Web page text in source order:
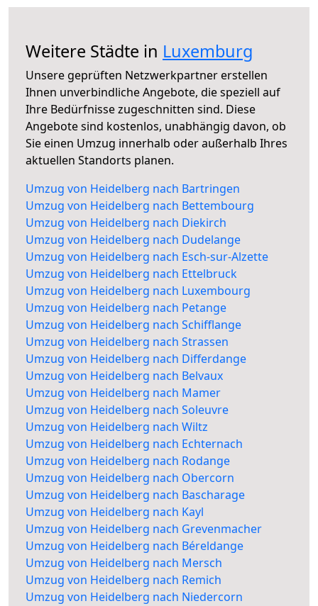
Weitere Städte in Luxemburg
Unsere geprüften Netzwerkpartner erstellen
Ihnen unverbindliche Angebote, die speziell auf
Ihre Bedürfnisse zugeschnitten sind. Diese
Angebote sind kostenlos, unabhängig davon, ob
Sie einen Umzug innerhalb oder außerhalb Ihres
aktuellen Standorts planen.
Umzug von Heidelberg nach Bartringen
Umzug von Heidelberg nach Bettembourg
Umzug von Heidelberg nach Diekirch
Umzug von Heidelberg nach Dudelange
Umzug von Heidelberg nach Esch-sur-Alzette
Umzug von Heidelberg nach Ettelbruck
Umzug von Heidelberg nach Luxembourg
Umzug von Heidelberg nach Petange
Umzug von Heidelberg nach Schifflange
Umzug von Heidelberg nach Strassen
Umzug von Heidelberg nach Differdange
Umzug von Heidelberg nach Belvaux
Umzug von Heidelberg nach Mamer
Umzug von Heidelberg nach Soleuvre
Umzug von Heidelberg nach Wiltz
Umzug von Heidelberg nach Echternach
Umzug von Heidelberg nach Rodange
Umzug von Heidelberg nach Obercorn
Umzug von Heidelberg nach Bascharage
Umzug von Heidelberg nach Kayl
Umzug von Heidelberg nach Grevenmacher
Umzug von Heidelberg nach Béreldange
Umzug von Heidelberg nach Mersch
Umzug von Heidelberg nach Remich
Umzug von Heidelberg nach Niedercorn